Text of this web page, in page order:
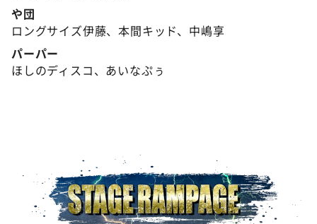
や団
ロングサイズ伊藤、本間キッド、中嶋享
パーパー
ほしのディスコ、あいなぷぅ